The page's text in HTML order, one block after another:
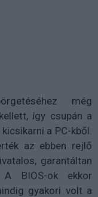
még
így csupán a
a PC-kből.
az ebben rejlő
garantáltan
BIOS-ok ekkor
gyakori volt a